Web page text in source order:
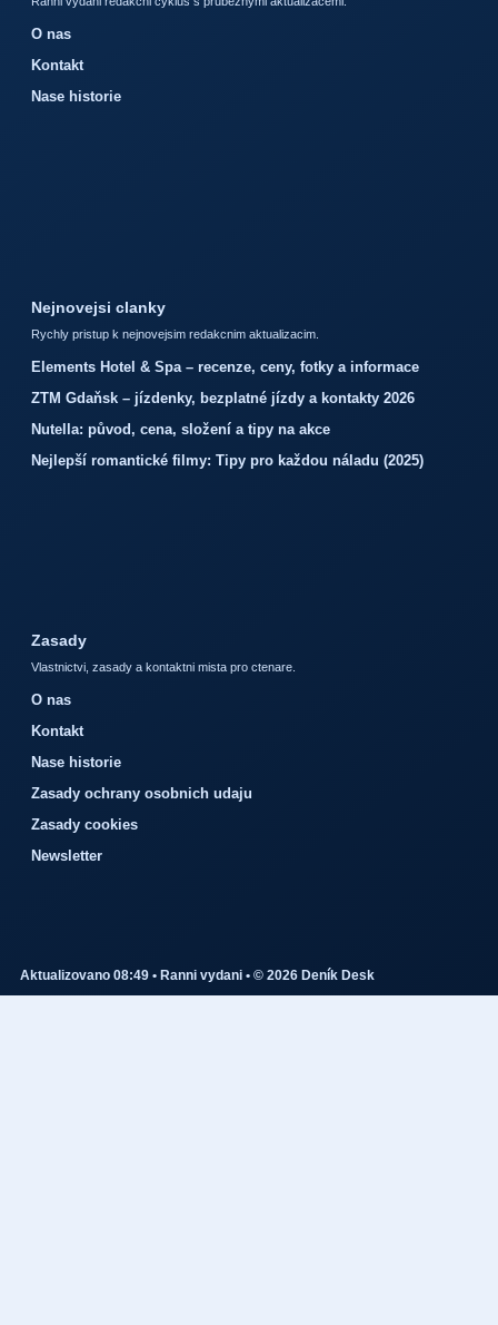
O nas
Kontakt
Nase historie
Nejnovejsi clanky
Rychly pristup k nejnovejsim redakcnim aktualizacim.
Elements Hotel & Spa – recenze, ceny, fotky a informace
ZTM Gdaňsk – jízdenky, bezplatné jízdy a kontakty 2026
Nutella: původ, cena, složení a tipy na akce
Nejlepší romantické filmy: Tipy pro každou náladu (2025)
Zasady
Vlastnictvi, zasady a kontaktni mista pro ctenare.
O nas
Kontakt
Nase historie
Zasady ochrany osobnich udaju
Zasady cookies
Newsletter
Aktualizovano 08:49 • Ranni vydani • © 2026 Deník Desk